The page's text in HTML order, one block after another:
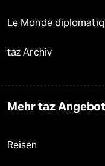
Le Monde
taz Archiv
Mehr taz
Reisen